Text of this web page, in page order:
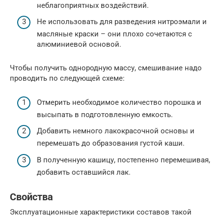
неблагоприятных воздействий.
Не использовать для разведения нитроэмали и
масляные краски – они плохо сочетаются с
алюминиевой основой.
Чтобы получить однородную массу, смешивание надо
проводить по следующей схеме:
Отмерить необходимое количество порошка и
высыпать в подготовленную емкость.
Добавить немного лакокрасочной основы и
перемешать до образования густой каши.
В полученную кашицу, постепенно перемешивая,
добавить оставшийся лак.
Свойства
Эксплуатационные характеристики составов такой